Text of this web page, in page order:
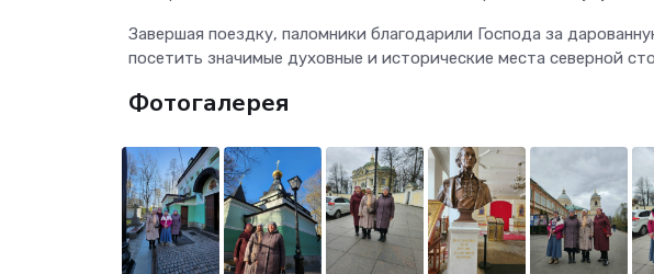
Завершая поездку, паломники благодарили Господа за
посетить значимые духовные и исторические места северной
Фотогалерея